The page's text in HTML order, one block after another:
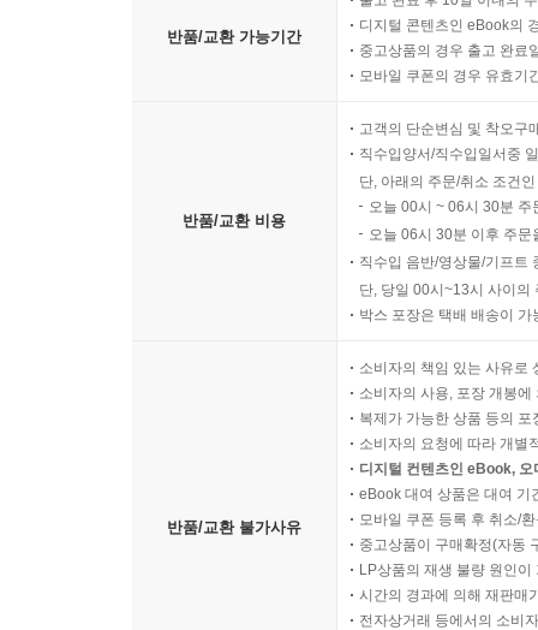
반품/교환 가능기간
디지털 콘텐츠인 eBook의
중고상품의 경우 출고 완료
모바일 쿠폰의 경우 유효기
반품/교환 비용
고객의 단순변심 및 착오구
직수입양서/직수입일서중
단, 아래의 주문/취소 조건
오늘 00시 ~ 06시 30분
오늘 06시 30분 이후 주
직수입 음반/영상물/기프트
단, 당일 00시~13시 사이의
박스 포장은 택배 배송이
반품/교환 불가사유
소비자의 책임 있는 사유로
소비자의 사용, 포장 개봉
복제가 가능한 상품 등의
소비자의 요청에 따라 개별
디지털 컨텐츠인 eBook,
eBook 대여 상품은 대여 기
모바일 쿠폰 등록 후 취소/
중고상품이 구매확정(자동
LP상품의 재생 불량 원인
시간의 경과에 의해 재판매
전자상거래 등에서의 소비